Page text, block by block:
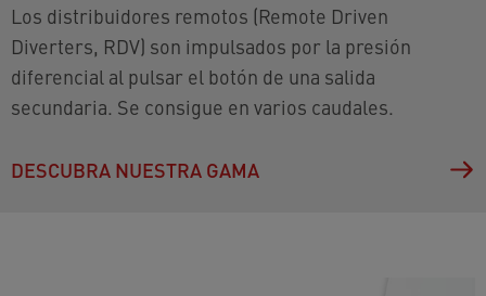
Los distribuidores remotos (Remote Driven
Diverters, RDV) son impulsados por la presión
diferencial al pulsar el botón de una salida
secundaria. Se consigue en varios caudales.
DESCUBRA NUESTRA GAMA